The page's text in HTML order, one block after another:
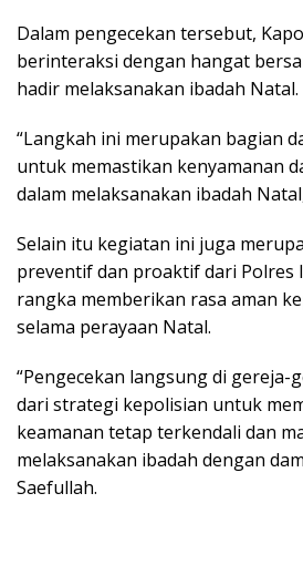
Dalam pengecekan tersebut,
berinteraksi dengan hangat
hadir melaksanakan ibadah Natal.
“Langkah ini merupakan bagian
untuk memastikan kenyamanan
dalam melaksanakan ibadah
Selain itu kegiatan ini juga
preventif dan proaktif dari Polres
rangka memberikan rasa aman
selama perayaan Natal.
“Pengecekan langsung di gereja-
dari strategi kepolisian untuk
keamanan tetap terkendali dan
melaksanakan ibadah dengan
Saefullah.